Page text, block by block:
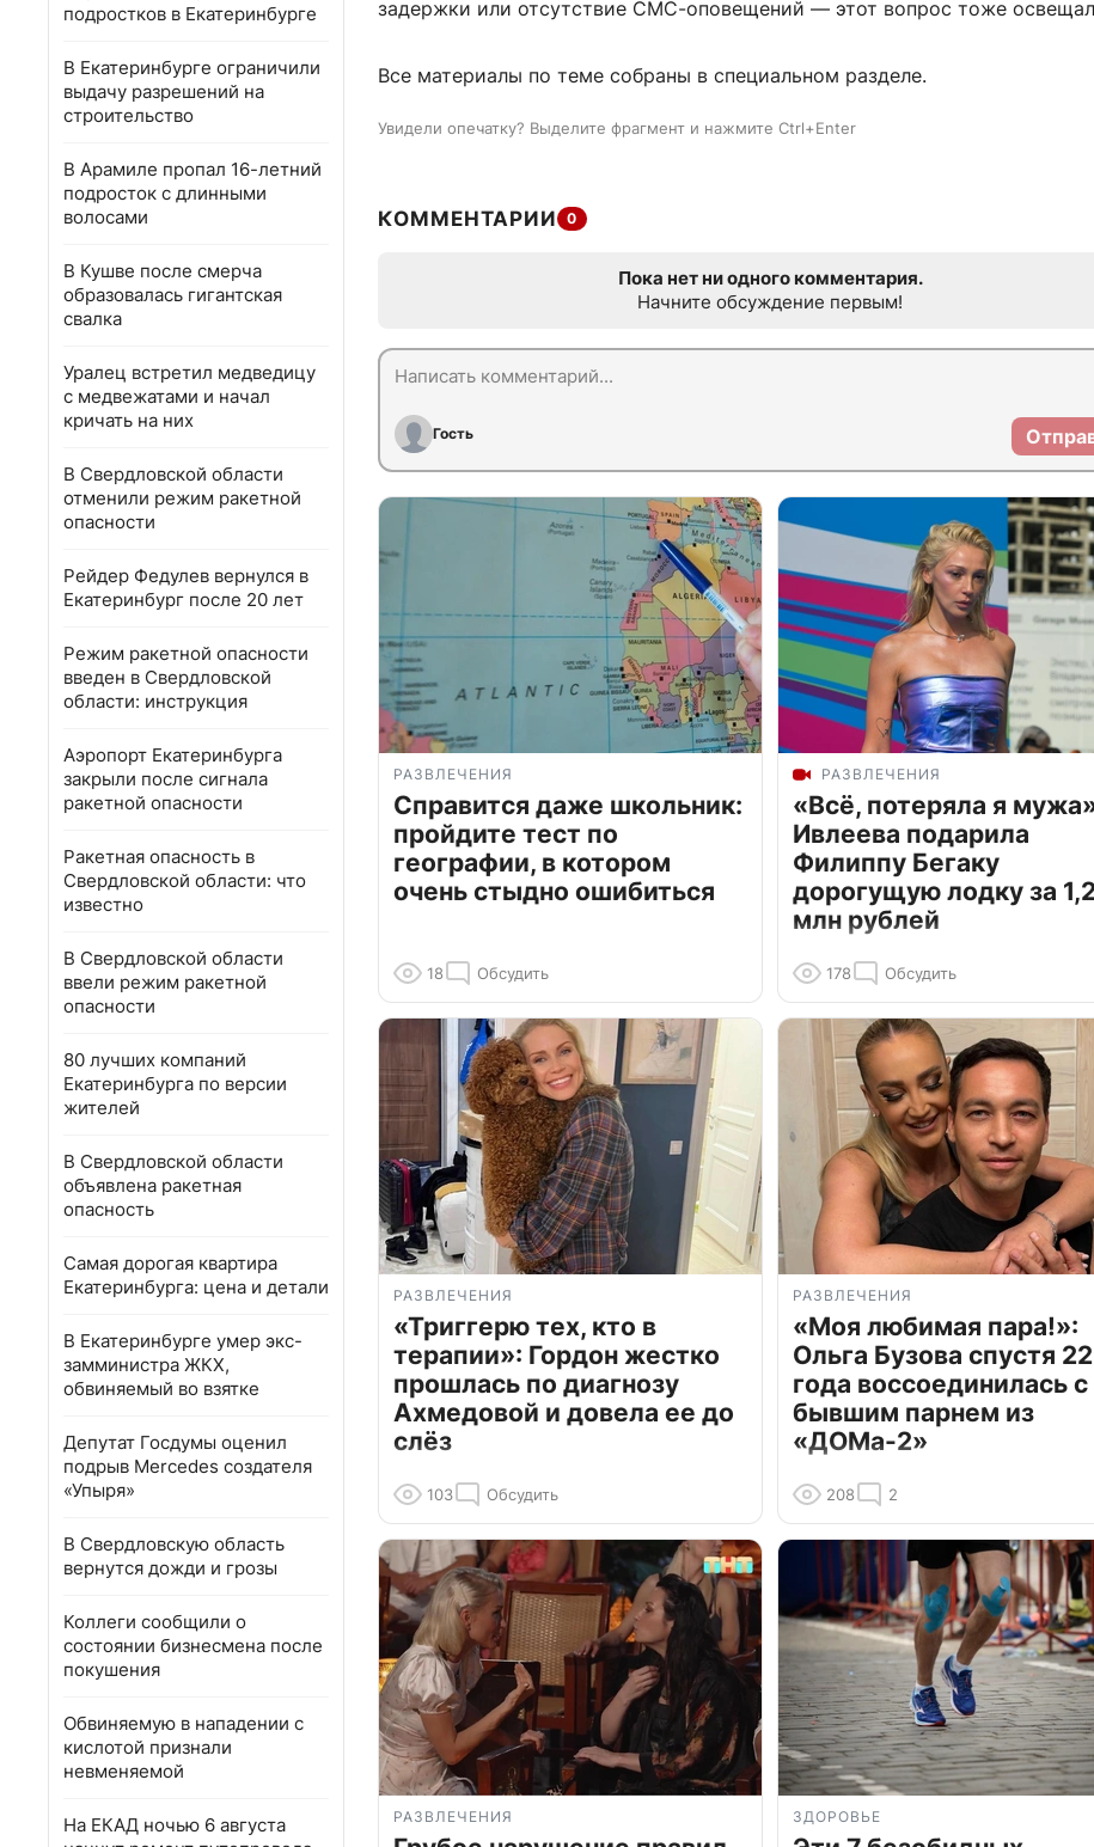
подростков в Екатеринбурге
В Екатеринбурге ограничили
выдачу разрешений на
строительство
В Арамиле пропал 16-летний
подросток с длинными
волосами
В Кушве после смерча
образовалась гигантская
свалка
Уралец встретил медведицу
с медвежатами и начал
кричать на них
В Свердловской области
отменили режим ракетной
опасности
Рейдер Федулев вернулся в
Екатеринбург после 20 лет
Режим ракетной опасности
введен в Свердловской
области: инструкция
Аэропорт Екатеринбурга
закрыли после сигнала
ракетной опасности
Ракетная опасность в
Свердловской области: что
известно
В Свердловской области
ввели режим ракетной
опасности
80 лучших компаний
Екатеринбурга по версии
жителей
В Свердловской области
объявлена ракетная
опасность
Самая дорогая квартира
Екатеринбурга: цена и детали
В Екатеринбурге умер экс-
замминистра ЖКХ,
обвиняемый во взятке
Депутат Госдумы оценил
подрыв Mercedes создателя
«Упыря»
В Свердловскую область
вернутся дожди и грозы
Коллеги сообщили о
состоянии бизнесмена после
покушения
Обвиняемую в нападении с
кислотой признали
невменяемой
На ЕКАД ночью 6 августа
задержки или отсутствие СМС-оповещений — этот вопрос тоже
Все материалы по теме собраны в специальном разделе.
Увидели опечатку? Выделите фрагмент и нажмите Ctrl+Enter
КОММЕНТАРИИ 0
Пока нет ни одного комментария.
Начните обсуждение первым!
Гость
РАЗВЛЕЧЕНИЯ
Справится даже школьник:
пройдите тест по
географии, в котором
очень стыдно ошибиться
18 Обсудить
РАЗВЛЕЧЕНИЯ
«Всё, потеряла я
Ивлеева подарила
Филиппу Бегаку
дорогущую лодку за
млн рублей
178 Обсудить
РАЗВЛЕЧЕНИЯ
«Триггерю тех, кто в
терапии»: Гордон жестко
прошлась по диагнозу
Ахмедовой и довела ее до
слёз
103 Обсудить
РАЗВЛЕЧЕНИЯ
«Моя любимая пара!»:
Ольга Бузова спустя 22
года воссоединилась с
бывшим парнем из
«ДОМа-2»
208 2
РАЗВЛЕЧЕНИЯ ЗДОРОВЬЕ